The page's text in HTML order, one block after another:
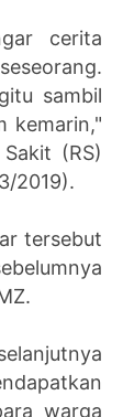
cerita
sambil
kemarin,"
(RS)
2019).
tersebut
warga